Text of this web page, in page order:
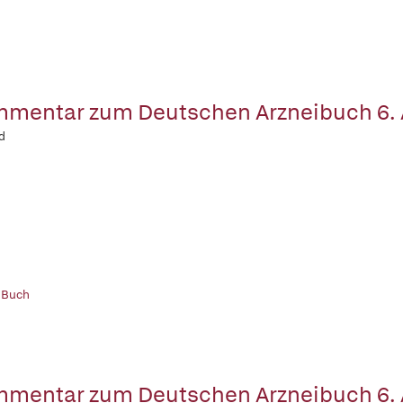
zum Deutschen Arzneibuch 6.
zum Deutschen Arzneibuch 6.